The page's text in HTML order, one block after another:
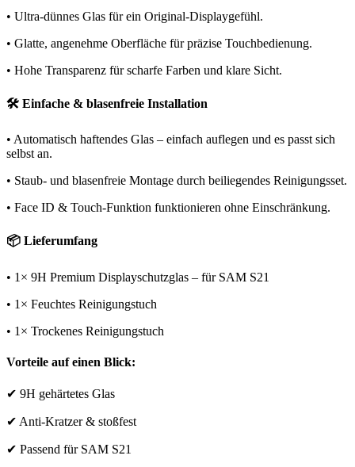
• Ultra-dünnes Glas für ein Original-Displaygefühl.
• Glatte, angenehme Oberfläche für präzise Touchbedienung.
• Hohe Transparenz für scharfe Farben und klare Sicht.
🛠️ Einfache & blasenfreie Installation
• Automatisch haftendes Glas – einfach auflegen und es passt sich
selbst an.
• Staub- und blasenfreie Montage durch beiliegendes Reinigungsset.
• Face ID & Touch-Funktion funktionieren ohne Einschränkung.
📦 Lieferumfang
• 1× 9H Premium Displayschutzglas – für SAM S21
• 1× Feuchtes Reinigungstuch
• 1× Trockenes Reinigungstuch
Vorteile auf einen Blick:
✔ 9H gehärtetes Glas
✔ Anti-Kratzer & stoßfest
✔ Passend für SAM S21